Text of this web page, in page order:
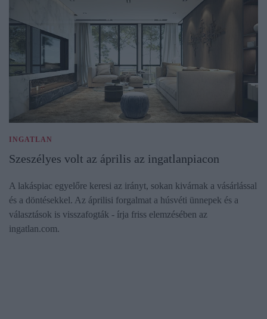
INGATLAN
Szeszélyes volt az április az ingatlanpiacon
A lakáspiac egyelőre keresi az irányt, sokan kivárnak a vásárlással
és a döntésekkel. Az áprilisi forgalmat a húsvéti ünnepek és a
választások is visszafogták - írja friss elemzésében az
ingatlan.com.